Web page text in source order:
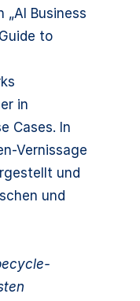
„AI Business
to
in
Cases. In
Vernissage
und
und